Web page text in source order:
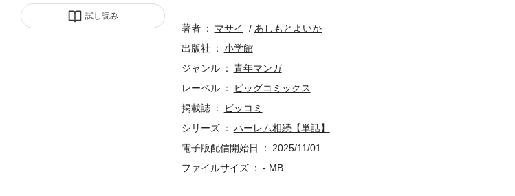
試し読み
著者 マサイ
あしもとよいか
出版社
小学館
ジャンル
青年マンガ
レーベル
ビッグコミックス
掲載誌
ビッコミ
シリーズ
ハーレム相続【単話】
電子版配信開始日
2025/11/01
ファイルサイズ
- MB